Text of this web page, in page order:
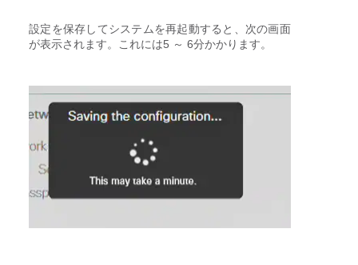
設定を保存してシステムを再起動すると、次の画面
が表示されます。これには5 ～ 6分かかります。